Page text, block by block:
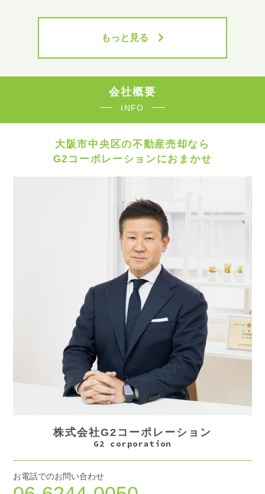
もっと見る
会社概要
INFO
大阪市中央区の不動産売却なら
G2コーポレーションにおまかせ
株式会社G2コーポレーション
G2 corporation
お電話でのお問い合わせ